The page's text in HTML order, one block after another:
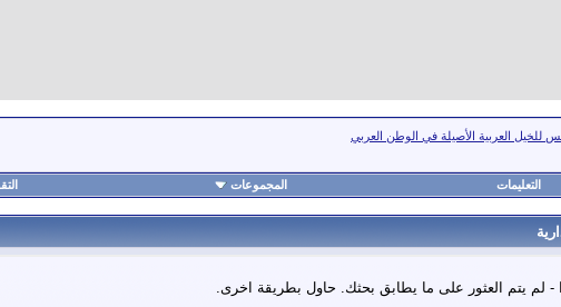
للخيل العربية الأصيلة في الوطن العربي
التعليمات المجموعات
- لم يتم العثور على ما يطابق بحثك. حاول بطريقة اخرى.